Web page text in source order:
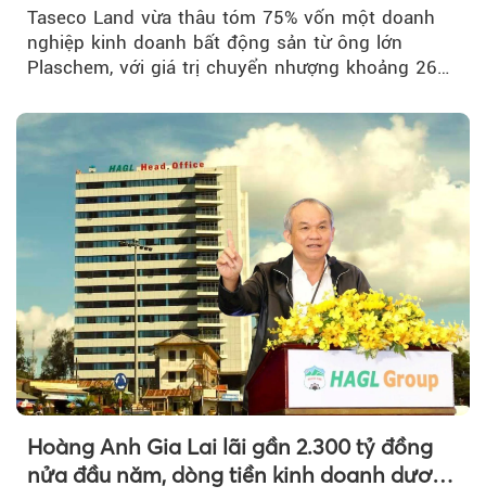
Taseco Land vừa thâu tóm 75% vốn một doanh
nghiệp kinh doanh bất động sản từ ông lớn
Plaschem, với giá trị chuyển nhượng khoảng 262
Hoàng Anh Gia Lai lãi gần 2.300 tỷ đồng
nửa đầu năm, dòng tiền kinh doanh dương